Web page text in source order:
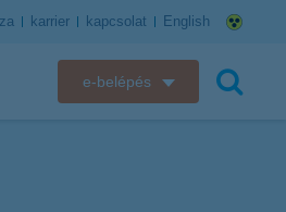
karrier kapcsolat English
e-belépés